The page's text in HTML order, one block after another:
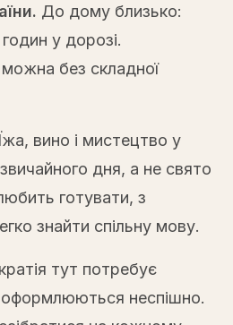
До дому близько:
у дорозі.
можна без складної
Їжа, вино і мистецтво у
дня, а не свято
готувати, з
знайти спільну мову.
тут потребує
неспішно.